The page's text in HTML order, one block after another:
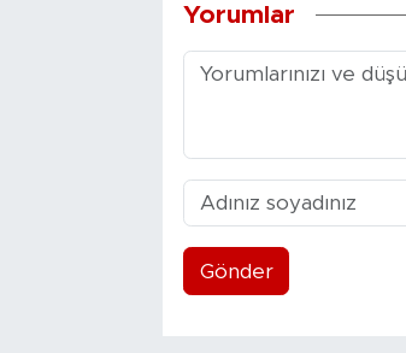
Yorumlar
Gönder